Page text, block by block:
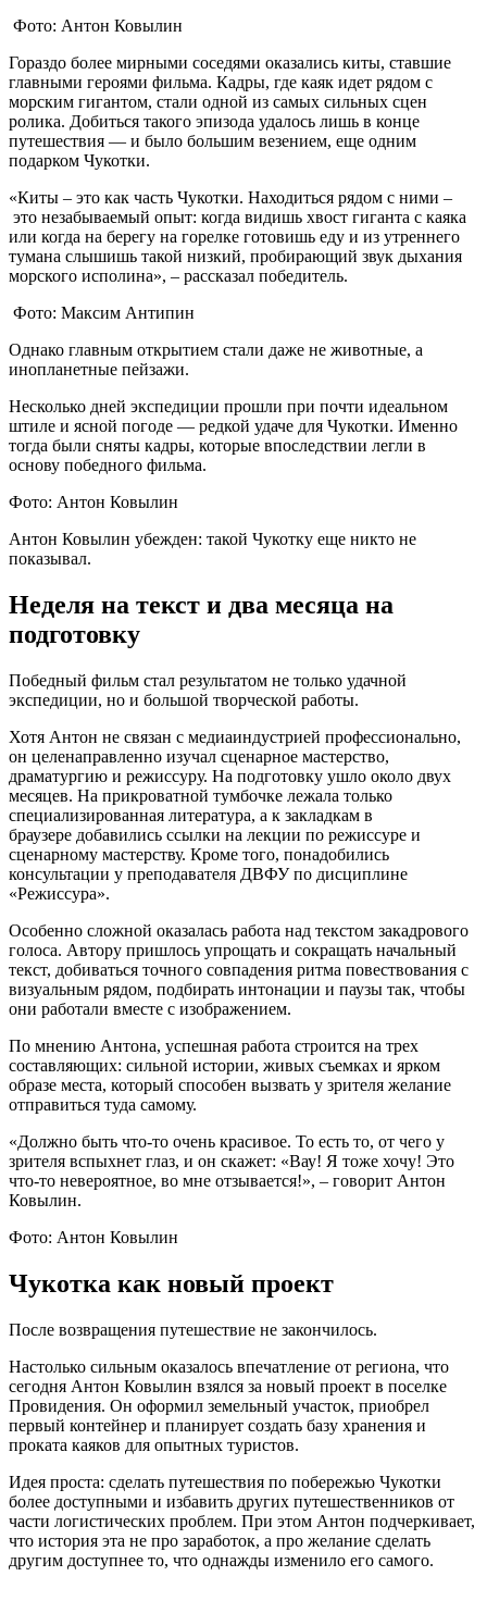
Фото: Антон Ковылин
Гораздо более мирными соседями оказались киты, ставшие
главными героями фильма. Кадры, где каяк идет рядом с
морским гигантом, стали одной из самых сильных сцен
ролика. Добиться такого эпизода удалось лишь в конце
путешествия — и было большим везением, еще одним
подарком Чукотки.
«Киты – это как часть Чукотки. Находиться рядом с ними –
это незабываемый опыт: когда видишь хвост гиганта с каяка
или когда на берегу на горелке готовишь еду и из утреннего
тумана слышишь такой низкий, пробирающий звук дыхания
морского исполина», – рассказал победитель.
Фото: Максим Антипин
Однако главным открытием стали даже не животные, а
инопланетные пейзажи.
Несколько дней экспедиции прошли при почти идеальном
штиле и ясной погоде — редкой удаче для Чукотки. Именно
тогда были сняты кадры, которые впоследствии легли в
основу победного фильма.
Фото: Антон Ковылин
Антон Ковылин убежден: такой Чукотку еще никто не
показывал.
Неделя на текст и два месяца на
подготовку
Победный фильм стал результатом не только удачной
экспедиции, но и большой творческой работы.
Хотя Антон не связан с медиаиндустрией профессионально,
он целенаправленно изучал сценарное мастерство,
драматургию и режиссуру. На подготовку ушло около двух
месяцев. На прикроватной тумбочке лежала только
специализированная литература, а к закладкам в
браузере добавились ссылки на лекции по режиссуре и
сценарному мастерству. Кроме того, понадобились
консультации у преподавателя ДВФУ по дисциплине
«Режиссура».
Особенно сложной оказалась работа над текстом закадрового
голоса. Автору пришлось упрощать и сокращать начальный
текст, добиваться точного совпадения ритма повествования с
визуальным рядом, подбирать интонации и паузы так, чтобы
они работали вместе с изображением.
По мнению Антона, успешная работа строится на трех
составляющих: сильной истории, живых съемках и ярком
образе места, который способен вызвать у зрителя желание
отправиться туда самому.
«Должно быть что-то очень красивое. То есть то, от чего у
зрителя вспыхнет глаз, и он скажет: «Вау! Я тоже хочу! Это
что-то невероятное, во мне отзывается!», – говорит Антон
Ковылин.
Фото: Антон Ковылин
Чукотка как новый проект
После возвращения путешествие не закончилось.
Настолько сильным оказалось впечатление от региона, что
сегодня Антон Ковылин взялся за новый проект в поселке
Провидения. Он оформил земельный участок, приобрел
первый контейнер и планирует создать базу хранения и
проката каяков для опытных туристов.
Идея проста: сделать путешествия по побережью Чукотки
более доступными и избавить других путешественников от
части логистических проблем. При этом Антон подчеркивает,
что история эта не про заработок, а про желание сделать
другим доступнее то, что однажды изменило его самого.